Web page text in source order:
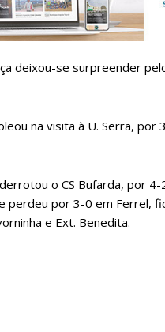
Faça-se
32€
deixou-se surpreender
na visita à U. Serra,
o CS Bufarda, por
perdeu por 3-0 em Ferrel,
e Ext. Benedita.